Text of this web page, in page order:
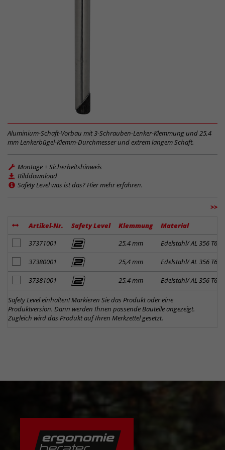
Aluminium-Schaft-Vorbau mit 3-Schrauben-Lenker-Klemmung und 25,4
mm Lenkerbügel-Klemm-Durchmesser und extrem langem Schaft.
Montage + Sicherheitshinweis
Bilddownload
Safety Level was ist das? Hier mehr erfahren.
>>
Artikel-Nr. Safety Level Klemmung
Material
Artikel zum Merkzettel hinzufügen
37371001 25,4 mm Edelstahl/ AL 356 T6
Artikel zum Merkzettel hinzufügen
37380001 25,4 mm Edelstahl/ AL 356 T6
Artikel zum Merkzettel hinzufügen
37381001 25,4 mm Edelstahl/ AL 356 T6
Safety Level einhalten! Markieren Sie das Produkt oder eine
Produktversion. Dann werden Ihnen passende Bauteile angezeigt.
Zugleich wird das Produkt auf Ihren Merkzettel gesetzt.